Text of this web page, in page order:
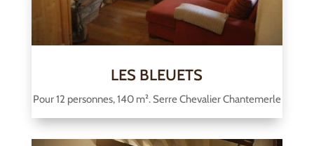
LES BLEUETS
Pour 12 personnes, 140 m². Serre Chevalier Chantemerle